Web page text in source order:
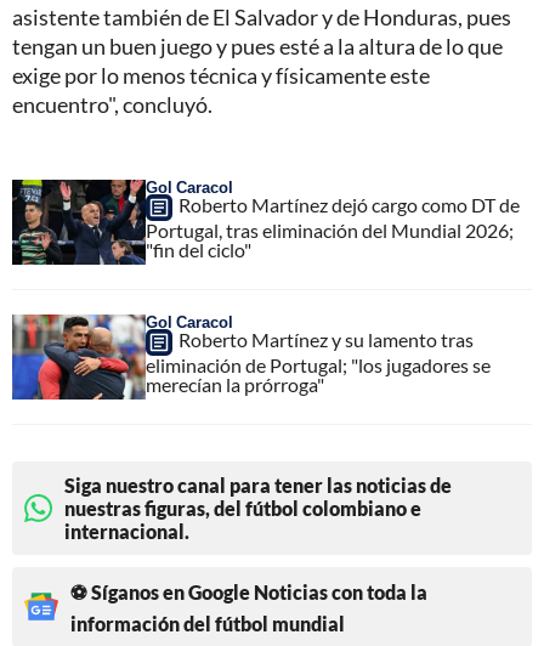
asistente también de El Salvador y de Honduras, pues
tengan un buen juego y pues esté a la altura de lo que
exige por lo menos técnica y físicamente este
encuentro", concluyó.
Gol Caracol
Roberto Martínez dejó cargo como DT de
Portugal, tras eliminación del Mundial 2026;
"fin del ciclo"
Gol Caracol
Roberto Martínez y su lamento tras
eliminación de Portugal; "los jugadores se
merecían la prórroga"
Siga nuestro canal para tener las noticias de
nuestras figuras, del fútbol colombiano e
internacional.
⚽ Síganos en Google Noticias con toda la
información del fútbol mundial